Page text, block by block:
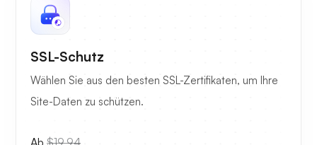
SSL-Schutz
Wählen Sie aus den besten SSL-Zertifikaten, um Ihre
Site-Daten zu schützen.